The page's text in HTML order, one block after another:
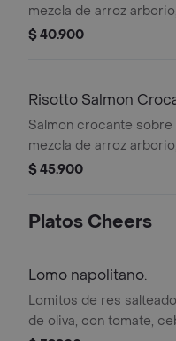
mezcla de arroz
parmesano y
$ 40.900
Risotto Salmon
Salmon crocante sobre
mezcla de arroz
parmesano y
$ 45.900
Platos Cheers
Lomo napolitano.
Lomitos de res
de oliva, con tomate,